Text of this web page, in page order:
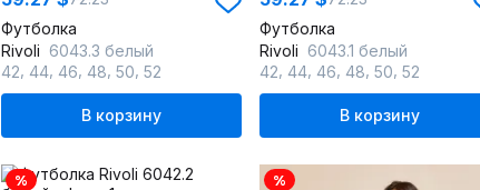
Футболка
Rivoli 6043.3 белый
42 44 46 48 50 52
В корзину
Футболка
Rivoli 6043.1 белый
42 44 46 48 50 52
В корзину
% %